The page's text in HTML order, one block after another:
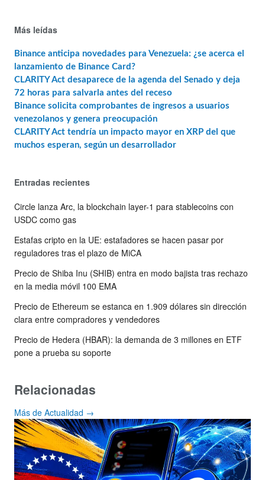
Más leídas
Binance anticipa novedades para Venezuela: ¿se acerca el
lanzamiento de Binance Card?
CLARITY Act desaparece de la agenda del Senado y deja
72 horas para salvarla antes del receso
Binance solicita comprobantes de ingresos a usuarios
venezolanos y genera preocupación
CLARITY Act tendría un impacto mayor en XRP del que
muchos esperan, según un desarrollador
Entradas recientes
Circle lanza Arc, la blockchain layer-1 para stablecoins con
USDC como gas
Estafas cripto en la UE: estafadores se hacen pasar por
reguladores tras el plazo de MiCA
Precio de Shiba Inu (SHIB) entra en modo bajista tras rechazo
en la media móvil 100 EMA
Precio de Ethereum se estanca en 1.909 dólares sin dirección
clara entre compradores y vendedores
Precio de Hedera (HBAR): la demanda de 3 millones en ETF
pone a prueba su soporte
Relacionadas
Más de Actualidad →